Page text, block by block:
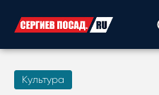
Культура